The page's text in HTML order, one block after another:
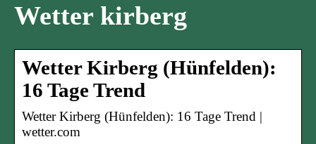
Wetter kirberg
Wetter Kirberg (Hünfelden):
16 Tage Trend
Wetter Kirberg (Hünfelden): 16 Tage Trend |
wetter.com